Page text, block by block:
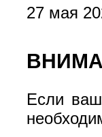
27 мая
Если